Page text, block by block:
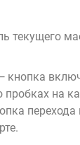
текущего
кнопка
на
перехода